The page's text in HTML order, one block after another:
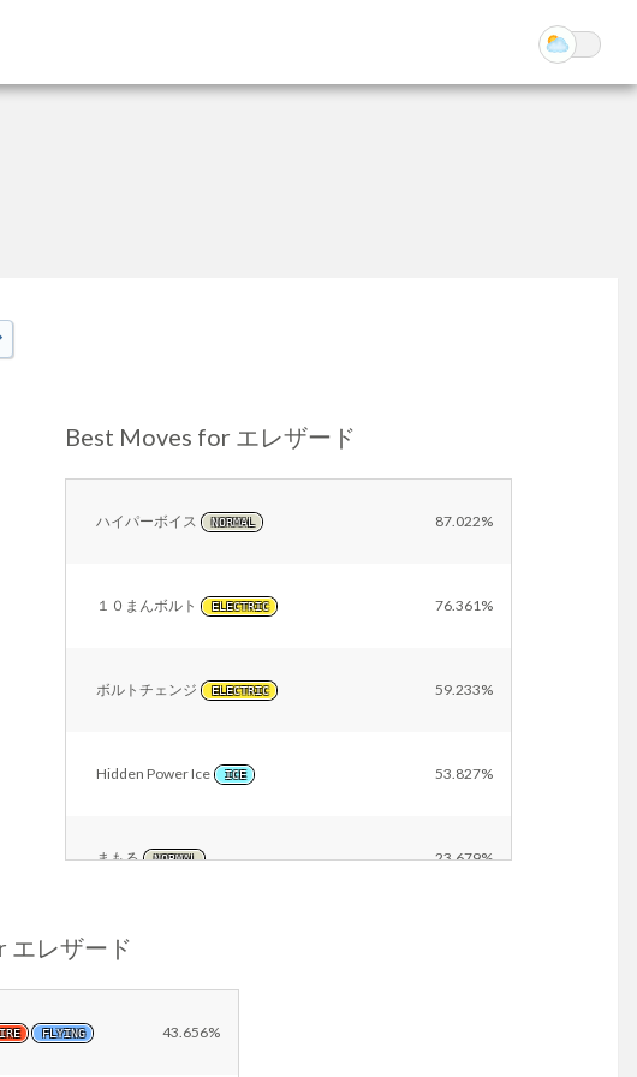
Best Moves for エレザード
ハイパーボイス NORMAL 87.022%
１０まんボルト ELECTRIC 76.361%
ボルトチェンジ ELECTRIC 59.233%
Hidden Power Ice ICE 53.827%
まもる NORMAL 23.679%
かみなり
はかいこうせん NORMAL
エレザード
FLYING 43.656%